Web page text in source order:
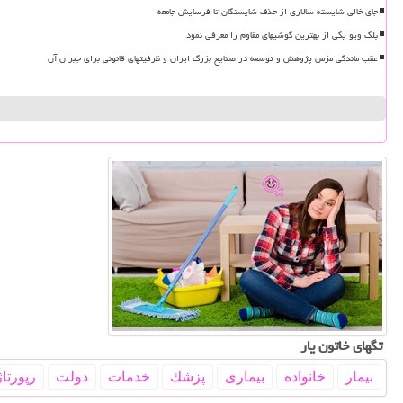
جای خالی شایسته سالاری از حذف شایستگان تا فرسایش جامعه
بلک ویو یکی از بهترین گوشیهای مقاوم را معرفی نمود
عقب ماندگی مزمن پژوهش و توسعه در صنایع بزرگ ایران و ظرفیتهای قانونی برای جبران آن
تگهای خاتون یار
بیمار خانواده بیماری پزشك خدمات دولت رپورتاژ